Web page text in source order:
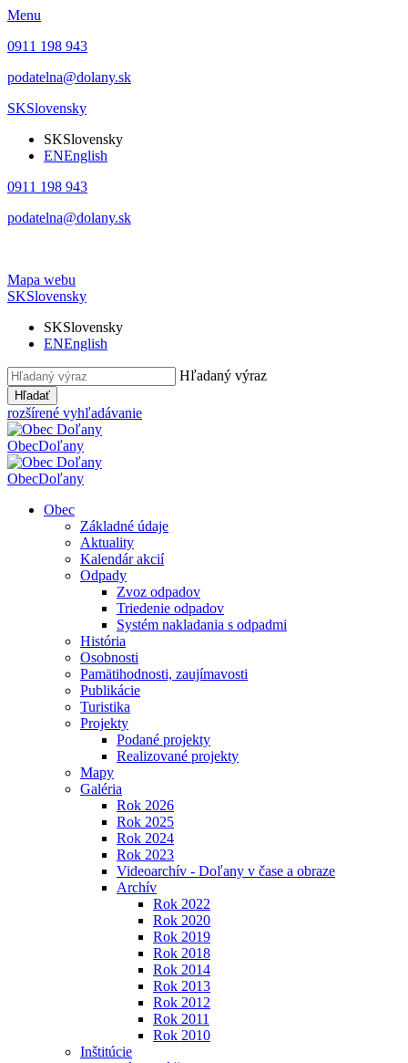
Menu
0911 198 943
podatelna@dolany.sk
SKSlovensky
SKSlovensky
ENEnglish
0911 198 943
podatelna@dolany.sk
Mapa webu
SKSlovensky
SKSlovensky
ENEnglish
Hľadaný výraz
Hľadať
rozšírené vyhľadávanie
ObecDoľany
ObecDoľany
Obec
Základné údaje
Aktuality
Kalendár akcií
Odpady
Zvoz odpadov
Triedenie odpadov
Systém nakladania s odpadmi
História
Osobnosti
Pamätihodnosti, zaujímavosti
Publikácie
Turistika
Projekty
Podané projekty
Realizované projekty
Mapy
Galéria
Rok 2026
Rok 2025
Rok 2024
Rok 2023
Videoarchív - Doľany v čase a obraze
Archív
Rok 2022
Rok 2020
Rok 2019
Rok 2018
Rok 2014
Rok 2013
Rok 2012
Rok 2011
Rok 2010
Inštitúcie